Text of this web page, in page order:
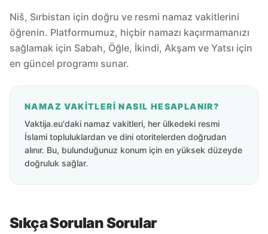
Niš, Sırbistan için doğru ve resmi namaz vakitlerini
öğrenin. Platformumuz, hiçbir namazı kaçırmamanızı
sağlamak için Sabah, Öğle, İkindi, Akşam ve Yatsı için
en güncel programı sunar.
NAMAZ VAKITLERI NASIL HESAPLANIR?
Vaktija.eu'daki namaz vakitleri, her ülkedeki resmi
İslami topluluklardan ve dini otoritelerden doğrudan
alınır. Bu, bulunduğunuz konum için en yüksek düzeyde
doğruluk sağlar.
Sıkça Sorulan Sorular